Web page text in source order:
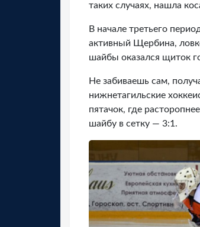
таких случаях, нашла
В начале третьего
активный Щербина,
шайбы оказался щиток
Не забиваешь сам,
нижнетагильские
пятачок, где
шайбу в сетку — 3:1.